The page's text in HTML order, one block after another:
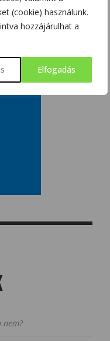
(cookie) használunk.
hozzájárulhat a
Elfogadás
nem?